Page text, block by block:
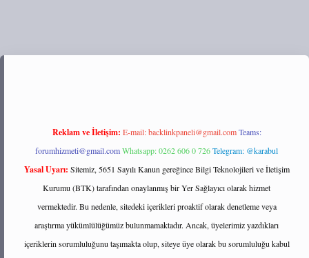
tulipbett.net/
Reklam ve İletişim: E-mail:backlinkpaneli@gmail.com Teams:
forumhizmeti@gmail.comWhatsapp: 0262 606 0 726Telegram: @karabul
Yasal Uyarı: Sitemiz, 5651 Sayılı Kanun gereğince Bilgi Teknolojileri ve İletişim
Kurumu (BTK) tarafından onaylanmış bir Yer Sağlayıcı olarak hizmet
vermektedir. Bu nedenle, sitedeki içerikleri proaktif olarak denetleme veya
araştırma yükümlülüğümüz bulunmamaktadır. Ancak, üyelerimiz yazdıkları
içeriklerin sorumluluğunu taşımakta olup, siteye üye olarak bu sorumluluğu kabul